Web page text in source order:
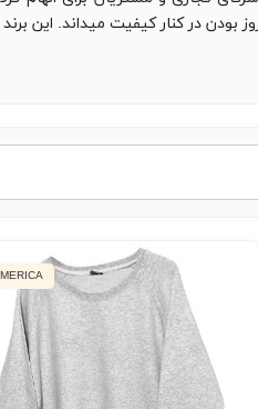
بودن در کنار کیفیت میداند. این